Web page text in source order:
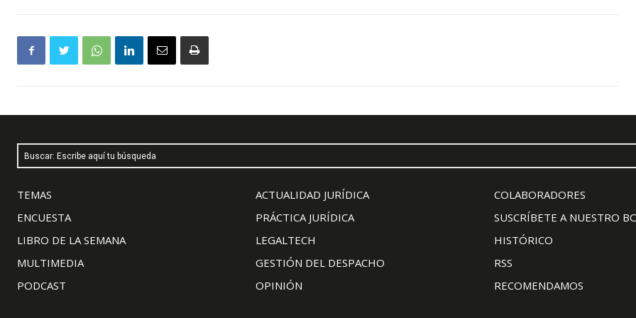
Buscar: Escribe aquí tu búsqueda
TEMAS
ENCUESTA
LIBRO DE LA SEMANA
MULTIMEDIA
PODCAST
ACTUALIDAD JURÍDICA
PRÁCTICA JURÍDICA
LEGALTECH
GESTIÓN DEL DESPACHO
OPINIÓN
COLABORADORES
SUSCRÍBETE A NUESTRO
HISTÓRICO
RSS
RECOMENDAMOS